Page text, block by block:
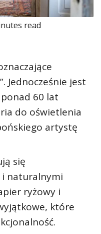
read
Jednocześnie jest
60 lat
do oświetlenia
artystę
się
naturalnymi
ryżowy i
które